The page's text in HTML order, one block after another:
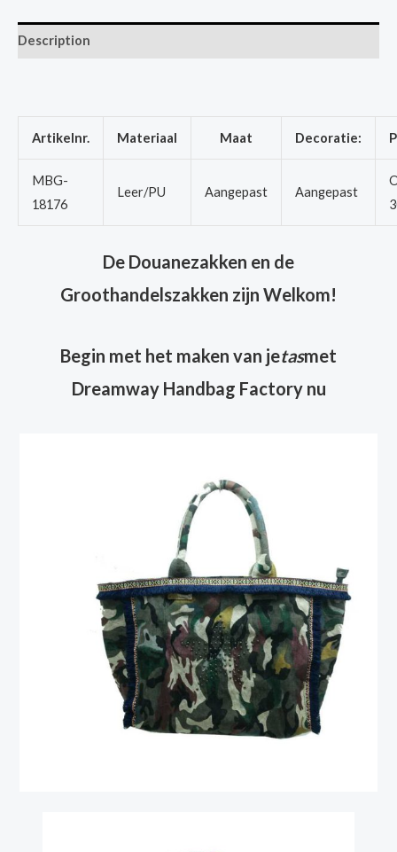
Description
Artikelnr. Materiaal Maat Decoratie:
MBG-
18176
Leer/PU Aangepast Aangepast
De Douanezakken en de
Groothandelszakken zijn Welkom!
Begin met het maken van jetasmet
Dreamway Handbag Factory nu